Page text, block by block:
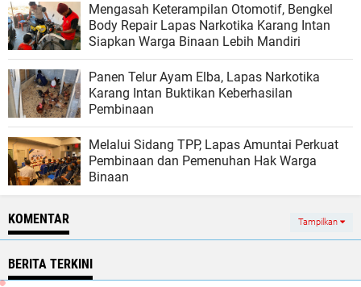
Mengasah Keterampilan Otomotif, Bengkel
Body Repair Lapas Narkotika Karang Intan
Siapkan Warga Binaan Lebih Mandiri
Panen Telur Ayam Elba, Lapas Narkotika
Karang Intan Buktikan Keberhasilan
Pembinaan
Melalui Sidang TPP, Lapas Amuntai Perkuat
Pembinaan dan Pemenuhan Hak Warga
Binaan
KOMENTAR Tampilkan
BERITA TERKINI